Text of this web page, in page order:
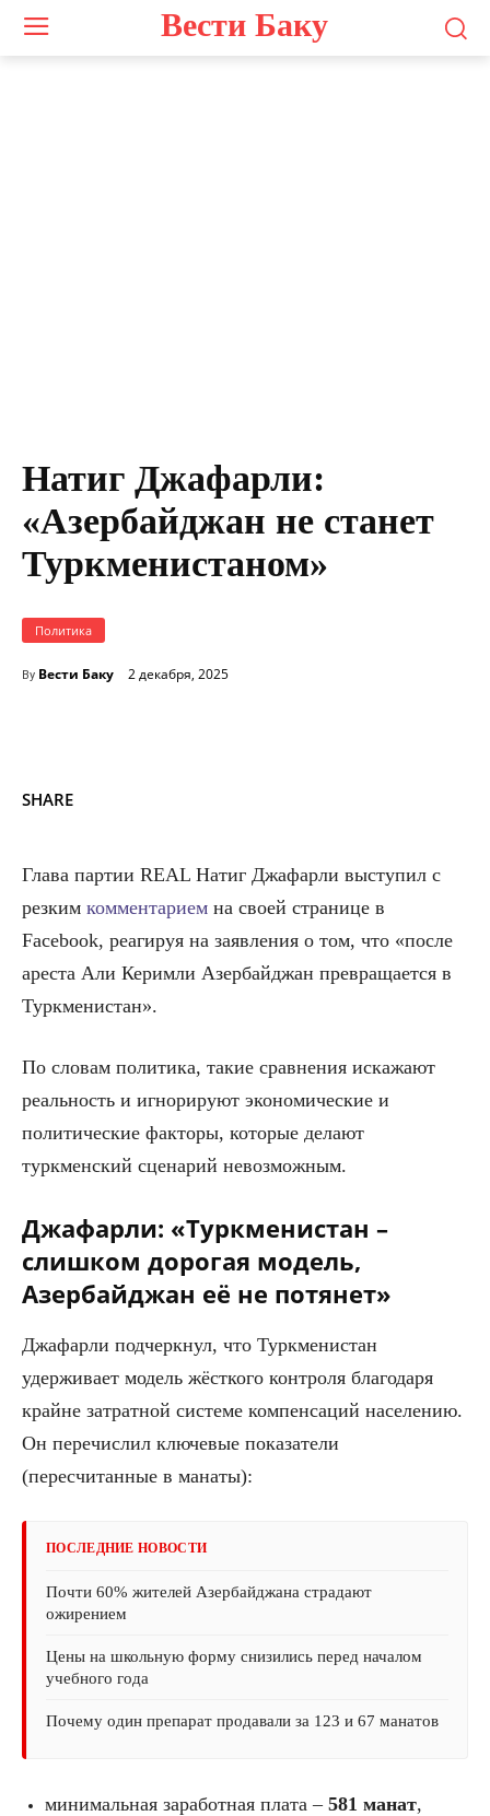
Вести Баку
Натиг Джафарли:
«Азербайджан не станет
Туркменистаном»
Политика
By Вести Баку 2 декабря, 2025
SHARE
Глава партии REAL Натиг Джафарли выступил с
резким комментарием на своей странице в
Facebook, реагируя на заявления о том, что «после
ареста Али Керимли Азербайджан превращается в
Туркменистан».
По словам политика, такие сравнения искажают
реальность и игнорируют экономические и
политические факторы, которые делают
туркменский сценарий невозможным.
Джафарли: «Туркменистан –
слишком дорогая модель,
Азербайджан её не потянет»
Джафарли подчеркнул, что Туркменистан
удерживает модель жёсткого контроля благодаря
крайне затратной системе компенсаций населению.
Он перечислил ключевые показатели
(пересчитанные в манаты):
ПОСЛЕДНИЕ НОВОСТИ
Почти 60% жителей Азербайджана страдают
ожирением
Цены на школьную форму снизились перед началом
учебного года
Почему один препарат продавали за 123 и 67 манатов
минимальная заработная плата – 581 манат,